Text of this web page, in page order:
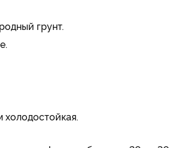
грунт.
холодостойкая.